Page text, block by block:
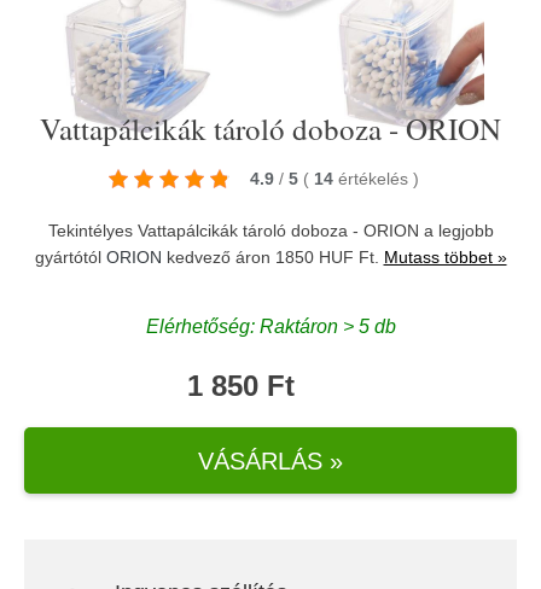
Vattapálcikák tároló doboza - ORION
4.9 / 5 ( 14 értékelés )
Tekintélyes Vattapálcikák tároló doboza - ORION a legjobb
gyártótól ORION kedvező áron 1850 HUF Ft. Mutass többet »
Elérhetőség: Raktáron > 5 db
1 850 Ft
VÁSÁRLÁS »